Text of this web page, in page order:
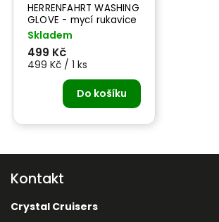
HERRENFAHRT WASHING
GLOVE - mycí rukavice
Skladem
499 Kč
499 Kč / 1 ks
Do košíku
Kontakt
Crystal Cruisers